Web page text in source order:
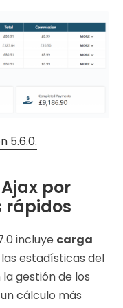
5.6.0.
por
rápidos
incluye carga
estadísticas del
gestión de los
cálculo más